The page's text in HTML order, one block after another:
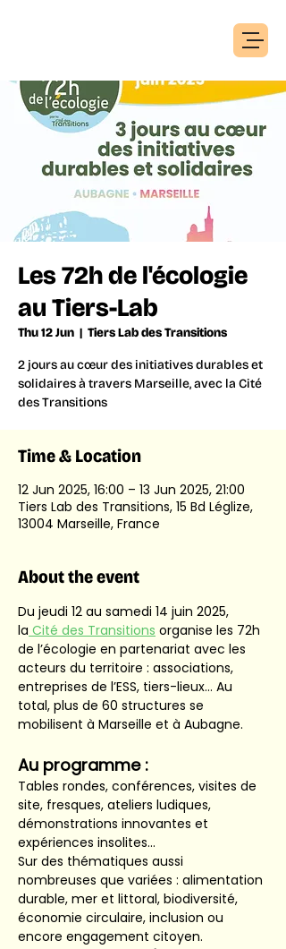
Les 72h de l'écologie
au Tiers-Lab
Thu 12 Jun
  |
Tiers Lab des Transitions
2 jours au cœur des initiatives durables et
solidaires à travers Marseille, avec la Cité
des Transitions
Time & Location
12 Jun 2025, 16:00 – 13 Jun 2025, 21:00
Tiers Lab des Transitions, 15 Bd Léglize,
13004 Marseille, France
About the event
Du jeudi 12 au samedi 14 juin 2025,
la Cité des Transitions organise les 72h
de l’écologie en partenariat avec les
acteurs du territoire : associations,
entreprises de l’ESS, tiers-lieux… Au
total, plus de 60 structures se
mobilisent à Marseille et à Aubagne.
Au programme :
Tables rondes, conférences, visites de
site, fresques, ateliers ludiques,
démonstrations innovantes et
expériences insolites…
Sur des thématiques aussi
nombreuses que variées : alimentation
durable, mer et littoral, biodiversité,
économie circulaire, inclusion ou
encore engagement citoyen.